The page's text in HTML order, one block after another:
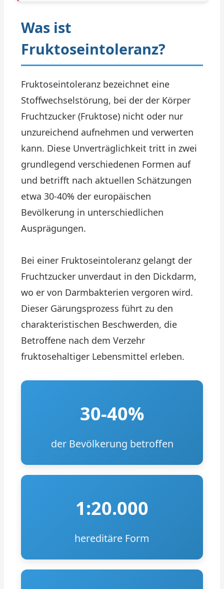
Was ist
Fruktoseintoleranz?
Fruktoseintoleranz bezeichnet eine
Stoffwechselstörung, bei der der Körper
Fruchtzucker (Fruktose) nicht oder nur
unzureichend aufnehmen und verwerten
kann. Diese Unverträglichkeit tritt in zwei
grundlegend verschiedenen Formen auf
und betrifft nach aktuellen Schätzungen
etwa 30-40% der europäischen
Bevölkerung in unterschiedlichen
Ausprägungen.
Bei einer Fruktoseintoleranz gelangt der
Fruchtzucker unverdaut in den Dickdarm,
wo er von Darmbakterien vergoren wird.
Dieser Gärungsprozess führt zu den
charakteristischen Beschwerden, die
Betroffene nach dem Verzehr
fruktosehaltiger Lebensmittel erleben.
30-40%
der Bevölkerung betroffen
1:20.000
hereditäre Form